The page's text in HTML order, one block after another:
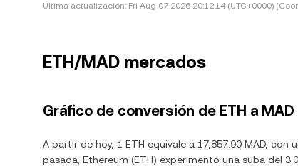
Última actualización: Fri Aug 07 2026 20:12:14 (UTC+0000)
ETH/MAD mercados
Gráfico de conversión de ETH a MAD
A partir de hoy, 1 ETH equivale a 17,857.90 MAD,
pasada, Ethereum (ETH) experimentó una suba del